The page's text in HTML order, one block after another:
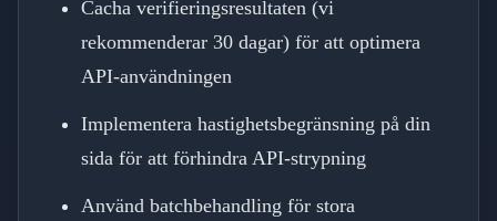
Cacha verifieringsresultaten (vi
rekommenderar 30 dagar) för att optimera
API-användningen
Implementera hastighetsbegränsning på din
sida för att förhindra API-strypning
Använd batchbehandling för stora